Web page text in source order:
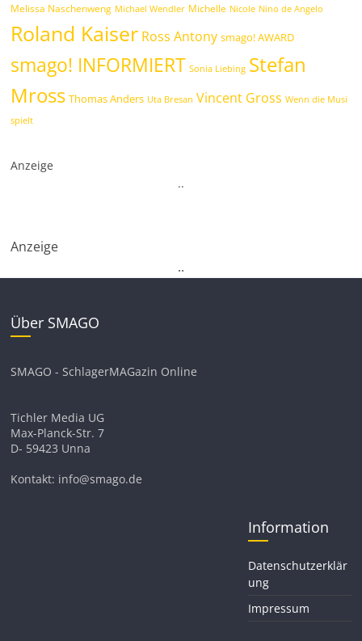
Melissa Naschenweng Michael Wendler Michelle Nicole Nino de Angelo
Roland Kaiser Ross Antony smago! AWARD
smago! INFORMIERT Sonia Liebing Stefan
Mross Thomas Anders Uta Bresan Vincent Gross Wenn die Musi
spielt
Anzeige
..
Anzeige
..
Über SMAGO
SMAGO - SchlagerMAGazin Online
Tichler Media UG
Max-Planck-Str. 7
D- 59423 Unna
Kontakt: info@smago.de
Information
Datenschutzerklär
ung
Impressum